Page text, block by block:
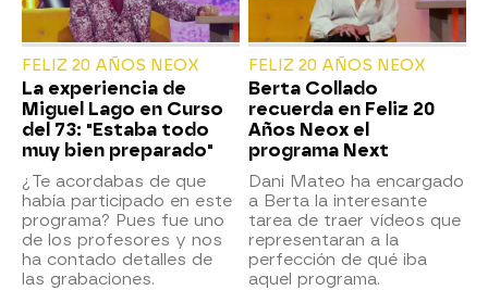
FELIZ 20 AÑOS NEOX
La experiencia de
Miguel Lago en Curso
del 73: "Estaba todo
muy bien preparado"
¿Te acordabas de que
había participado en este
programa? Pues fue uno
de los profesores y nos
ha contado detalles de
las grabaciones.
FELIZ 20 AÑOS NEOX
Berta Collado
recuerda en Feliz 20
Años Neox el
programa Next
Dani Mateo ha encargado
a Berta la interesante
tarea de traer vídeos que
representaran a la
perfección de qué iba
aquel programa.